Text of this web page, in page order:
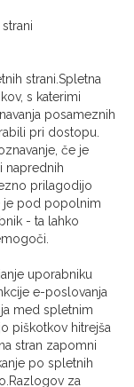
strani.Spletna
s katerimi
posameznih
pri dostopu.
če je
naprednih
prilagodijo
je pod popolnim
- ta lahko
uporabniku
e-poslovanja
med spletnim
piškotkov hitrejša
stran zapomni
po spletnih
za